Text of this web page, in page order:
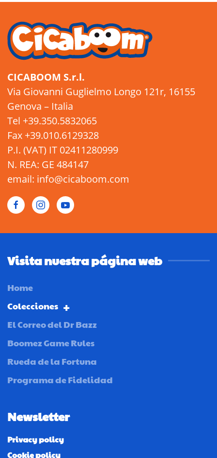
CICABOOM S.r.l.
Via Giovanni Guglielmo Longo 121r, 16155
Genova – Italia
Tel +39.350.5832065
Fax +39.010.6129328
P.I. (VAT) IT 02411280999
N. REA: GE 484147
email: info@cicaboom.com
Visita nuestra página web
Home
Colecciones
El Correo del Dr Bazz
Boomez Game Rules
Rueda de la Fortuna
Programa de Fidelidad
Newsletter
Privacy policy
Cookie policy